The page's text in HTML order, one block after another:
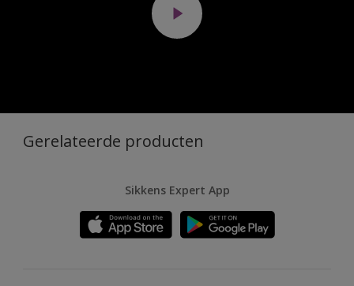
Gerelateerde producten
Sikkens Expert App